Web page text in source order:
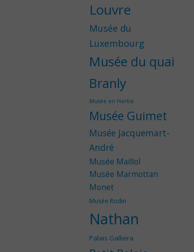
Louvre
Musée du
Luxembourg
Musée du quai
Branly
Musée en Herbe
Musée Guimet
Musée Jacquemart-
André
Musée Maillol
Musée Marmottan
Monet
Musée Rodin
Nathan
Palais Galliera